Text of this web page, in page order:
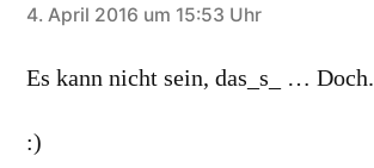
sagt:
4. April 2016 um 15:53 Uhr
Es kann nicht sein, das_s_ … Doch.
:)